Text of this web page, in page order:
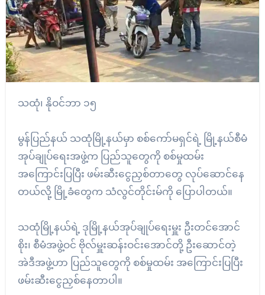
သထုံ၊ နိုဝင်ဘာ ၁၅
မွန်ပြည်နယ် သထုံမြို့နယ်မှာ စစ်ကော်မရှင်ရဲ့ မြို့နယ်စီမံ
အုပ်ချုပ်ရေးအဖွဲ့က ပြည်သူတွေကို စစ်မှုထမ်း
အကြောင်းပြပြီး ဖမ်းဆီးငွေညှစ်တာတွေ လုပ်ဆောင်နေ
တယ်လို့ မြို့ခံတွေက သံလွင်တိုင်းမ်ကို ပြောပါတယ်။
သထုံမြို့နယ်ရဲ့ ဒုမြို့နယ်အုပ်ချုပ်ရေးမှူး ဦးတင်အောင်
စိုး၊ စီမံအဖွဲ့ဝင် ဗိုလ်မှူးဆန်းဝင်းအောင်တို့ ဦးဆောင်တဲ့
အဲဒီအဖွဲ့ဟာ ပြည်သူတွေကို စစ်မှုထမ်း အကြောင်းပြပြီး
ဖမ်းဆီးငွေညှစ်နေတာပါ။